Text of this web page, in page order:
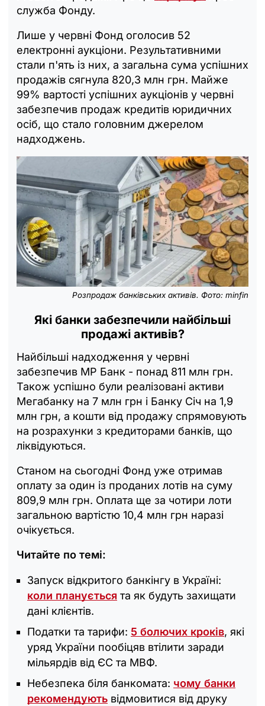
служба Фонду.
Лише у червні Фонд оголосив 52
електронні аукціони. Результативними
стали п'ять із них, а загальна сума успішних
продажів сягнула 820,3 млн грн. Майже
99% вартості успішних аукціонів у червні
забезпечив продаж кредитів юридичних
осіб, що стало головним джерелом
надходжень.
Розпродаж банківських активів. Фото: minfin
Які банки забезпечили найбільші
продажі активів?
Найбільші надходження у червні
забезпечив МР Банк - понад 811 млн грн.
Також успішно були реалізовані активи
Мегабанку на 7 млн грн і Банку Січ на 1,9
млн грн, а кошти від продажу спрямовують
на розрахунки з кредиторами банків, що
ліквідуються.
Станом на сьогодні Фонд уже отримав
оплату за один із проданих лотів на суму
809,9 млн грн. Оплата ще за чотири лоти
загальною вартістю 10,4 млн грн наразі
очікується.
Читайте по темі:
Запуск відкритого банкінгу в Україні:
коли планується та як будуть захищати
дані клієнтів.
Податки та тарифи: 5 болючих кроків, які
уряд України пообіцяв втілити заради
мільярдів від ЄС та МВФ.
Небезпека біля банкомата: чому банки
рекомендують відмовитися від друку